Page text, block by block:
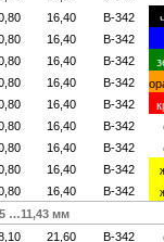
16,40 B-342
16,40 B-342
16,40 B-342
16,40 B-342
16,40 B-342
16,40 B-342
16,40 B-342
16,40 B-342
16,40 B-342
…11,43 мм
21,60 B-342